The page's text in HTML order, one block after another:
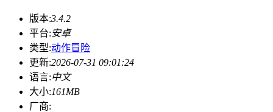
版本:3.4.2
平台:安卓
类型:动作冒险
更新:2026-07-31 09:01:24
语言:中文
大小:161MB
厂商: